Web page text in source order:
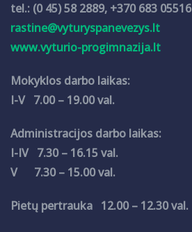
tel.: (0 45) 58 2889, +370 683 05516
rastine@vyturyspanevezys.lt
www.vyturio-progimnazija.lt
Mokyklos darbo laikas:
I-V 7.00 – 19.00 val.
Administracijos darbo laikas:
I-IV 7.30 – 16.15 val.
V 7.30 – 15.00 val.
Pietų pertrauka 12.00 – 12.30 val.